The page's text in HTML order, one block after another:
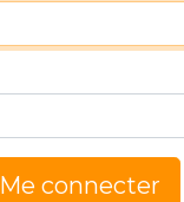
Me connecter